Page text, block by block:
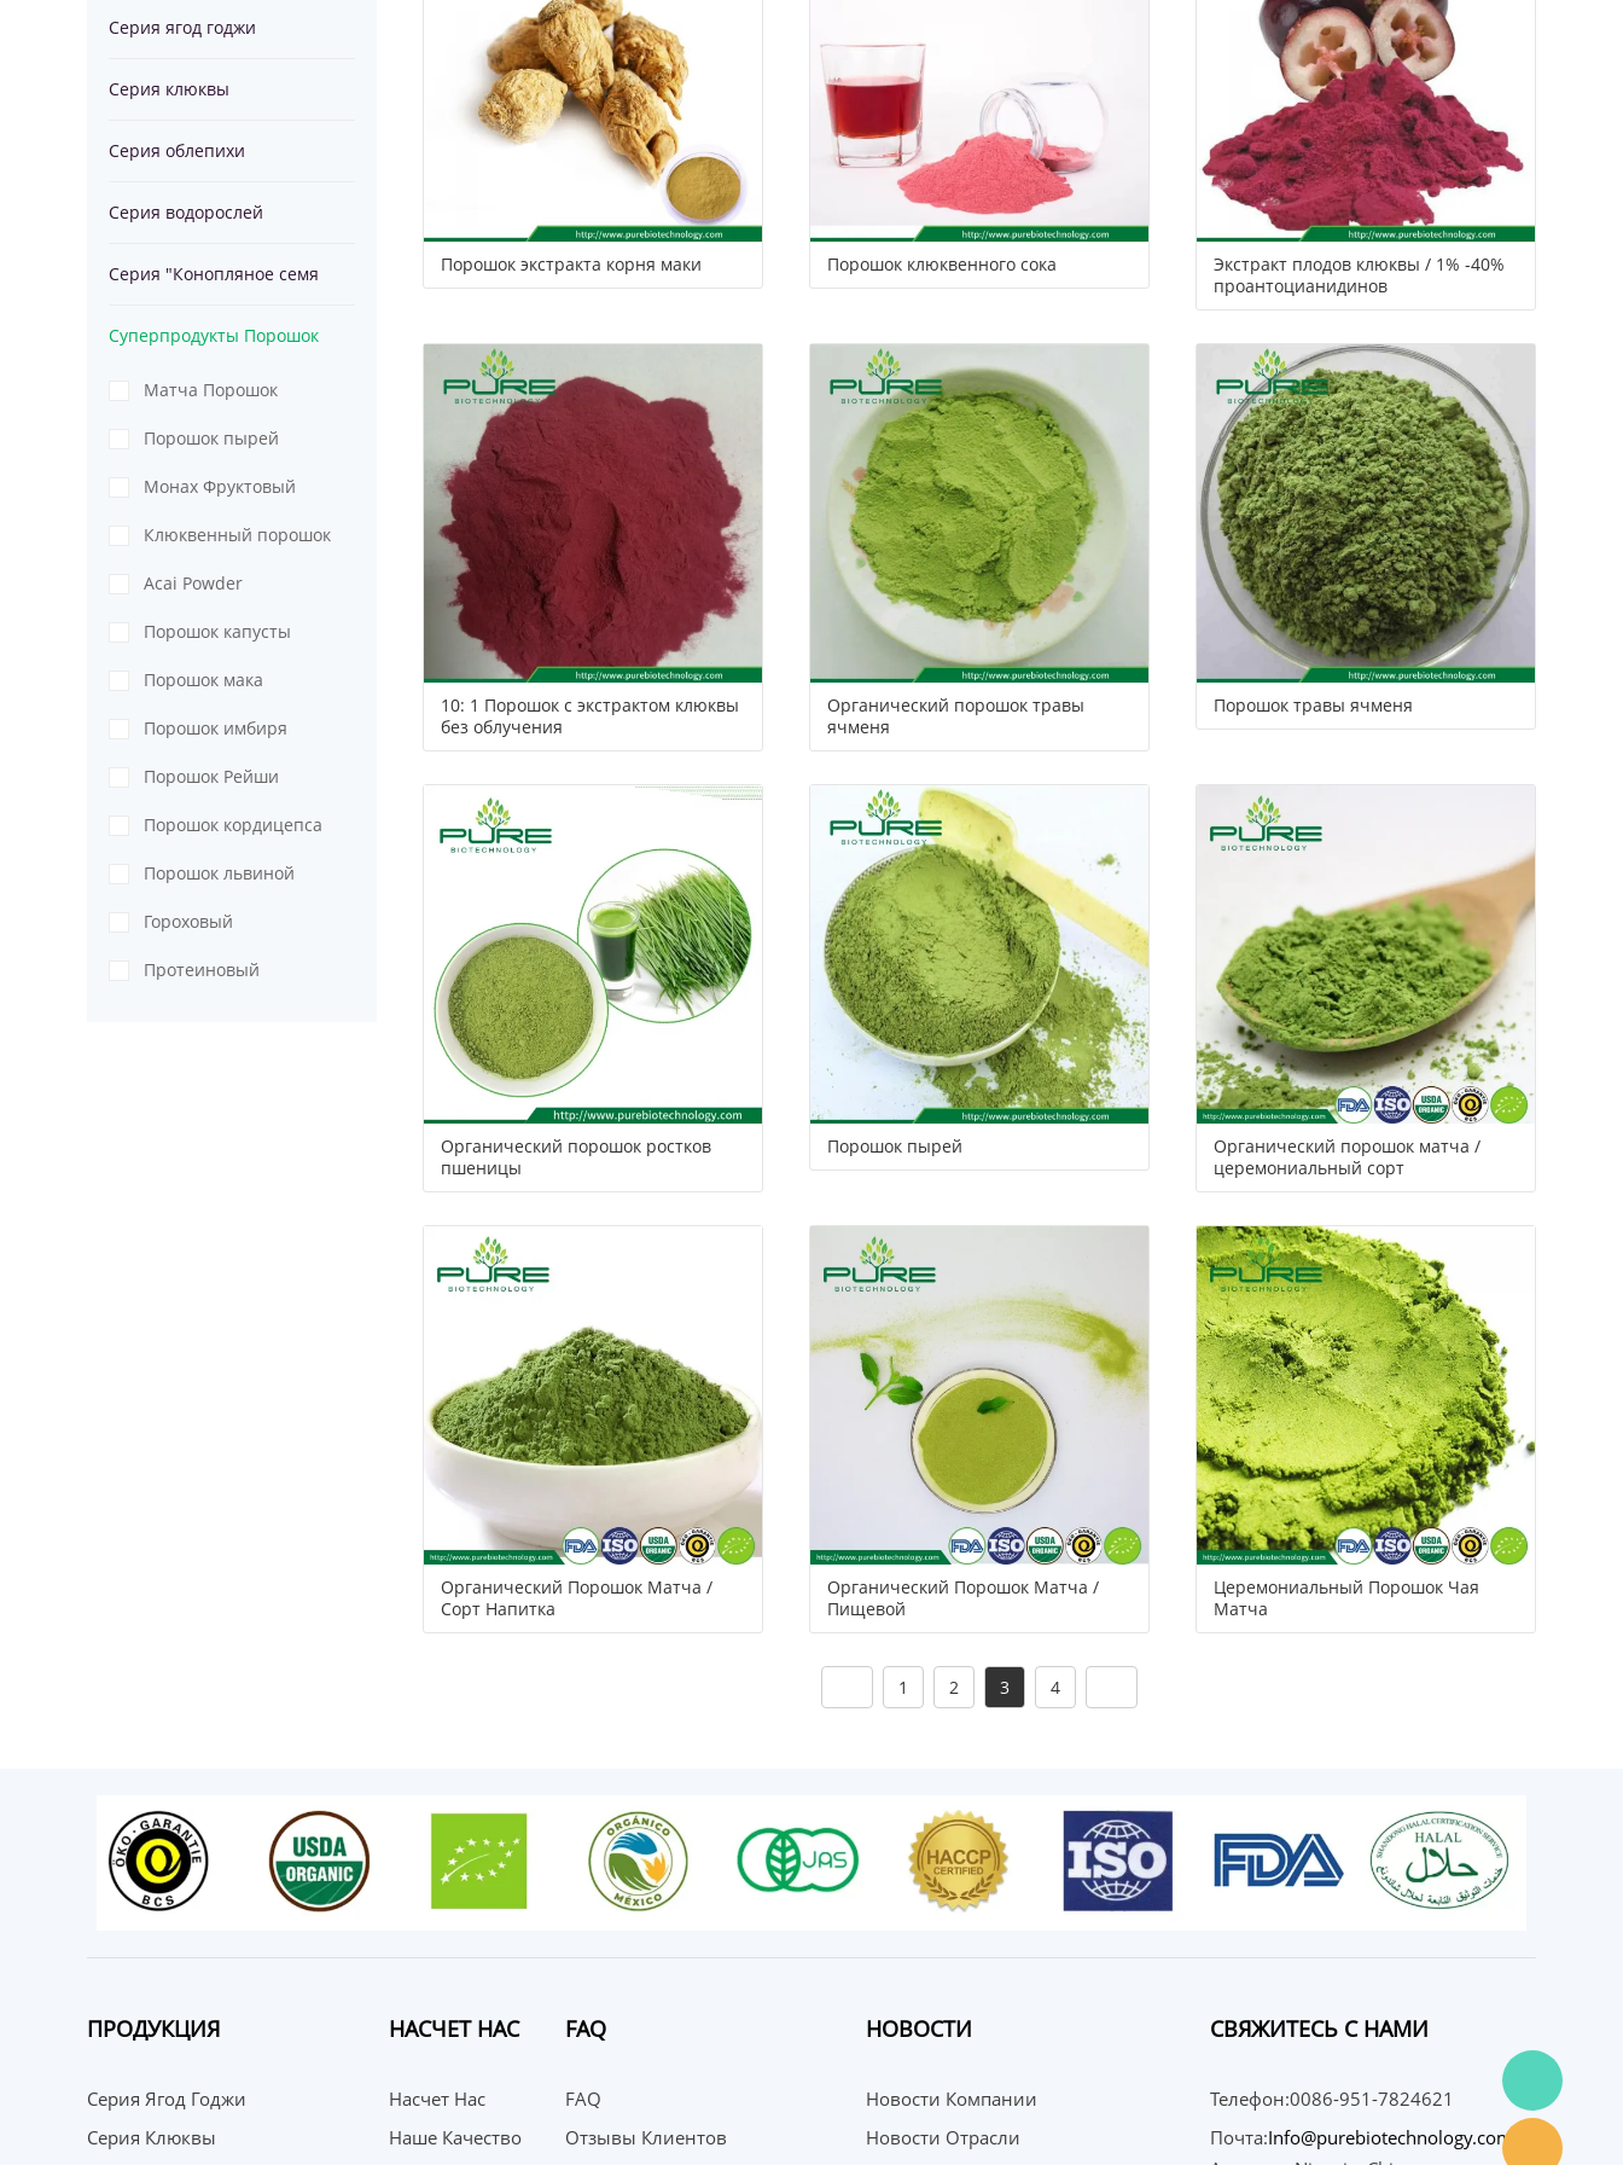
"Конопляное
Суперпродукты
Серия ягод годжи
Серия клюквы
Серия облепихи
Серия водорослей
спирулины
Серия "Конопляное семя
Суперпродукты Порошок
Матча Порошок
Порошок пырей
Монах Фруктовый
Порошок
Клюквенный порошок
Acai Powder
Порошок капусты
Порошок мака
Порошок имбиря
Порошок Рейши
Порошок кордицепса
Порошок львиной
гривы
Гороховый
протеиновый порошок
Протеиновый
Порошок экстракта корня маки Порошок клюквенного сока
Экстракт плодов клюквы / 1% -40%
проантоцианидинов
10: 1 Порошок с экстрактом клюквы
без облучения
Органический порошок травы
ячменя
Порошок травы ячменя
Органический порошок ростков
пшеницы
Порошок пырей
Органический порошок матча /
церемониальный сорт
Органический Порошок Матча /
Сорт Напитка
Органический Порошок Матча /
Пищевой
Церемониальный Порошок Чая
Матча
1 2 3 4
ПРОДУКЦИЯ
Серия Ягод Годжи
Серия Клюквы
НАСЧЕТ НАС
Насчет Нас
Наше Качество
FAQ
FAQ
Отзывы Клиентов
НОВОСТИ
Новости Компании
Новости Отрасли
СВЯЖИТЕСЬ С НАМИ
Телефон:0086-951-7824621
Почта:Info@purebiotechnology.com